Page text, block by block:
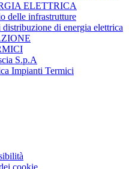
ELETTRICA
delle infrastrutture
di energia elettrica
S.p.A
Impianti Termici
cookie